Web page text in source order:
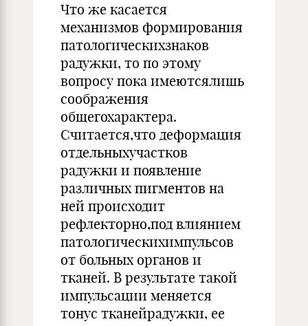
Что же касается
механизмов формирования
патологическихзнаков
радужки, то по этому
вопросу пока имеютсялишь
соображения
общегохарактера.
Считается,что деформация
отдельныхучастков
радужки и появление
различных пигментов на
ней происходит
рефлекторно,под влиянием
патологическихимпульсов
от больных органов и
тканей. В результате такой
импульсации меняется
тонус тканейрадужки, ее